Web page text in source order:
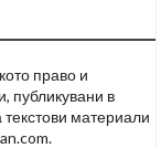
право и
публикувани в
текстови материали